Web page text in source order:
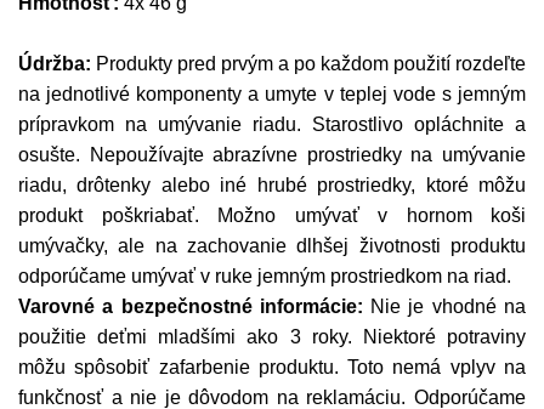
Údržba: Produkty pred prvým a po každom použití rozdeľte
na jednotlivé komponenty a umyte v teplej vode s jemným
prípravkom na umývanie riadu. Starostlivo opláchnite a
osušte. Nepoužívajte abrazívne prostriedky na umývanie
riadu, drôtenky alebo iné hrubé prostriedky, ktoré môžu
produkt poškriabať. Možno umývať v hornom koši
umývačky, ale na zachovanie dlhšej životnosti produktu
odporúčame umývať v ruke jemným prostriedkom na riad.
Varovné a bezpečnostné informácie: Nie je vhodné na
použitie deťmi mladšími ako 3 roky. Niektoré potraviny
môžu spôsobiť zafarbenie produktu. Toto nemá vplyv na
funkčnosť a nie je dôvodom na reklamáciu. Odporúčame